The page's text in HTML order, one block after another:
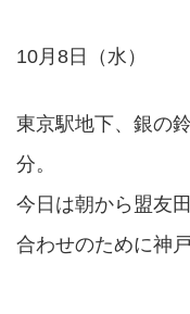
10月8日（水）
東京駅地下、銀の
分。
今日は朝から盟友
合わせのために神